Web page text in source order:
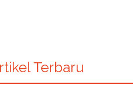
Terbaru